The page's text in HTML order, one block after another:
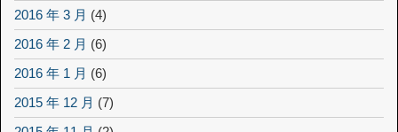
2016 年 3 月 (4)
2016 年 2 月 (6)
2016 年 1 月 (6)
2015 年 12 月 (7)